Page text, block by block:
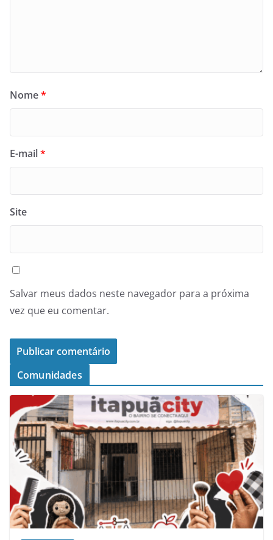
Nome*
E-mail*
Site
Salvar meus dados neste navegador para a próxima
vez que eu comentar.
Comunidades